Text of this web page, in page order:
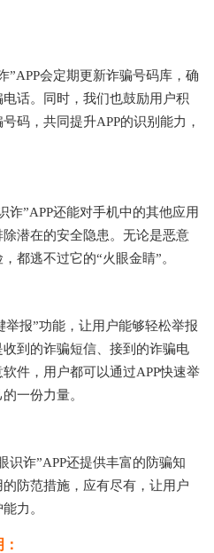
”APP会定期更新诈骗号码库，确
话。同时，我们也鼓励用户积
码，共同提升APP的识别能力，
诈”APP还能对手机中的其他应用
潜在的安全隐患。无论是恶意
都逃不过它的“火眼金睛”。
举报”功能，让用户能够轻松举报
到的诈骗短信、接到的诈骗电
件，用户都可以通过APP快速举
一份力量。
识诈”APP还提供丰富的防骗知
防范措施，应有尽有，让用户
力。